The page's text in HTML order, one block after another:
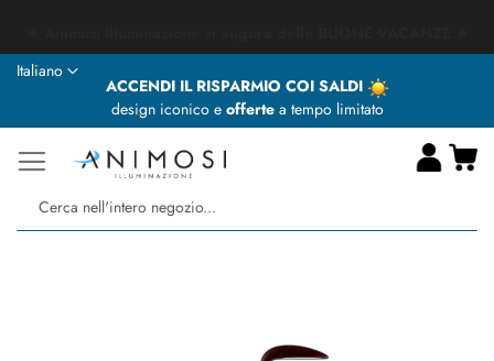
ACCENDI IL RISPARMIO COI SALDI
design iconico e offertea tempo limitato
Lingua
Italiano